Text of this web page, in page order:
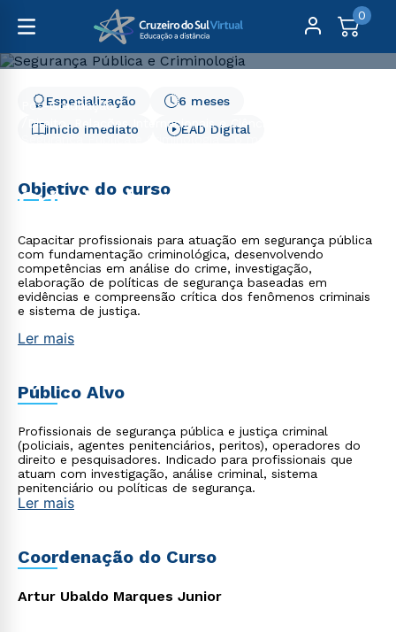
0
Pós-Graduação
Direito, Relações Internacionais e Ciência Política
Segurança Pública e Criminologia - 6 meses
Criminologia - 6 meses
Início Imediato
6 meses
Especialização
EAD Digital
Objetivo do curso
Capacitar profissionais para atuação em segurança pública
com fundamentação criminológica, desenvolvendo
competências em análise do crime, investigação,
elaboração de políticas de segurança baseadas em
evidências e compreensão crítica dos fenômenos criminais
e sistema de justiça.
Ler mais
Público Alvo
Profissionais de segurança pública e justiça criminal
(policiais, agentes penitenciários, peritos), operadores do
direito e pesquisadores. Indicado para profissionais que
atuam com investigação, análise criminal, sistema
penitenciário ou políticas de segurança.
Ler mais
Coordenação do Curso
Artur Ubaldo Marques Junior